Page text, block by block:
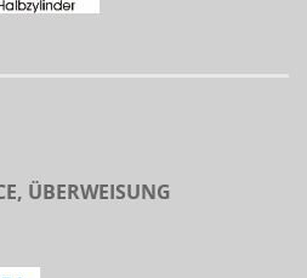
ÜBERWEISUNG